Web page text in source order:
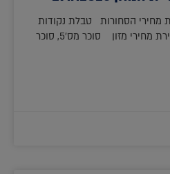
הסחורות טבלת נקודות
פרוורד טבלת ריביות סקירת מחירי מזון סוכר מס'5, סוכר